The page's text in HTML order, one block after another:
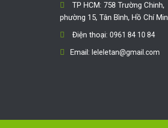
TP HCM: 758 Trường Chinh,
phường 15, Tân Bình, Hồ Chí
Điện thoại: 0961 84 10 84
Email: leleletan@gmail.com